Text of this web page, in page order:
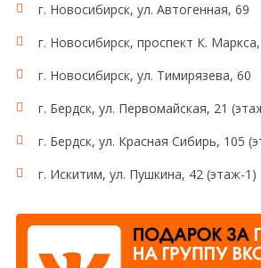
г. Новосибирск, ул. Автогенная, 69
г. Новосибирск, проспект К.
г. Новосибирск, ул. Тимирязева, 60
г. Бердск, ул. Первомайская, 21
г. Бердск, ул. Красная Сибирь, 105
г. Искитим, ул. Пушкина, 42 (этаж-1)